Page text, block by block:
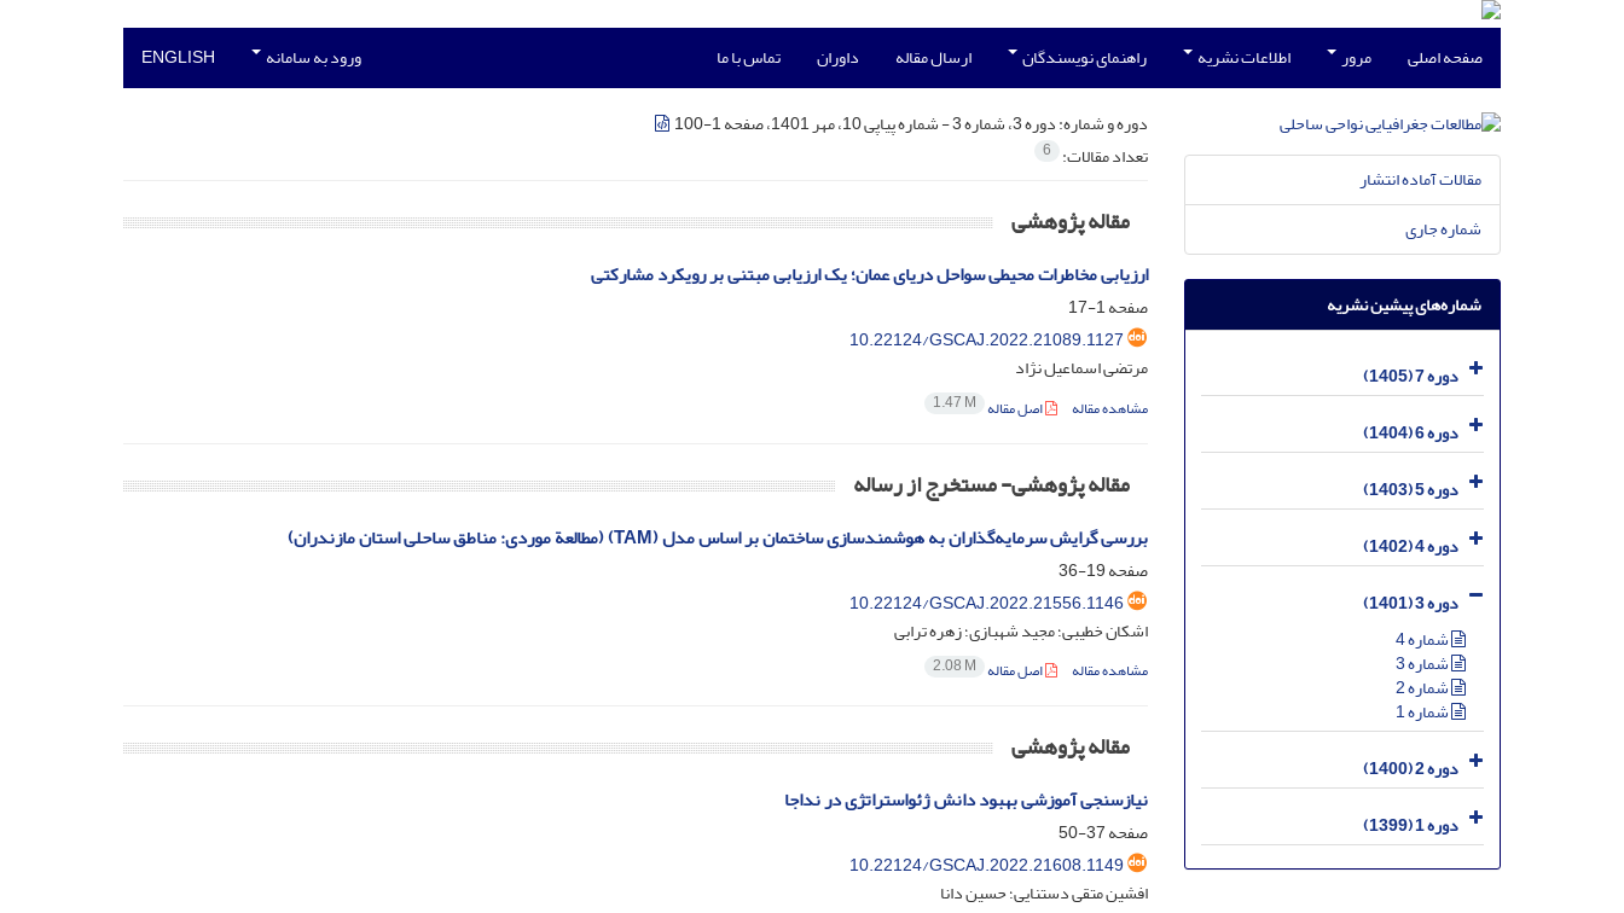
صفحه اصلی مرور اطلاعات نشریه راهنمای نویسندگان ارسال مقاله داوران تماس با ما ورود به سامانه ENGLISH
دوره و شماره:دوره 3، شماره 3 - شماره پیاپی 10، مهر 1401، صفحه 1-100
تعداد مقالات: 6
مقاله پژوهشی
ارزیابی مخاطرات محیطی سواحل دریای عمان؛ یک ارزیابی مبتنی بر رویکرد مشارکتی
صفحه1-17
10.22124/GSCAJ.2022.21089.1127
مرتضی اسماعیل نژاد
مشاهده مقاله اصل مقاله 1.47 M
مقاله پژوهشی- مستخرج از رساله
بررسی گرایش سرمایه‌گذاران به هوشمندسازی ساختمان بر اساس مدل (TAM) (مطالعة موردی: مناطق ساحلی استان مازندران)
صفحه19-36
10.22124/GSCAJ.2022.21556.1146
اشکان خطیبی؛ مجید شهبازی؛ زهره ترابی
مشاهده مقاله اصل مقاله 2.08 M
مقاله پژوهشی
نیازسنجی آموزشی بهبود دانش ژئواستراتژی در نداجا
صفحه37-50
10.22124/GSCAJ.2022.21608.1149
افشین متقی دستنایی؛ حسین دانا
مقالات آماده انتشار
شماره جاری
شماره‌های پیشین نشریه
دوره 7 (1405)
دوره 6 (1404)
دوره 5 (1403)
دوره 4 (1402)
دوره 3 (1401)
شماره 4
شماره 3
شماره 2
شماره 1
دوره 2 (1400)
دوره 1 (1399)